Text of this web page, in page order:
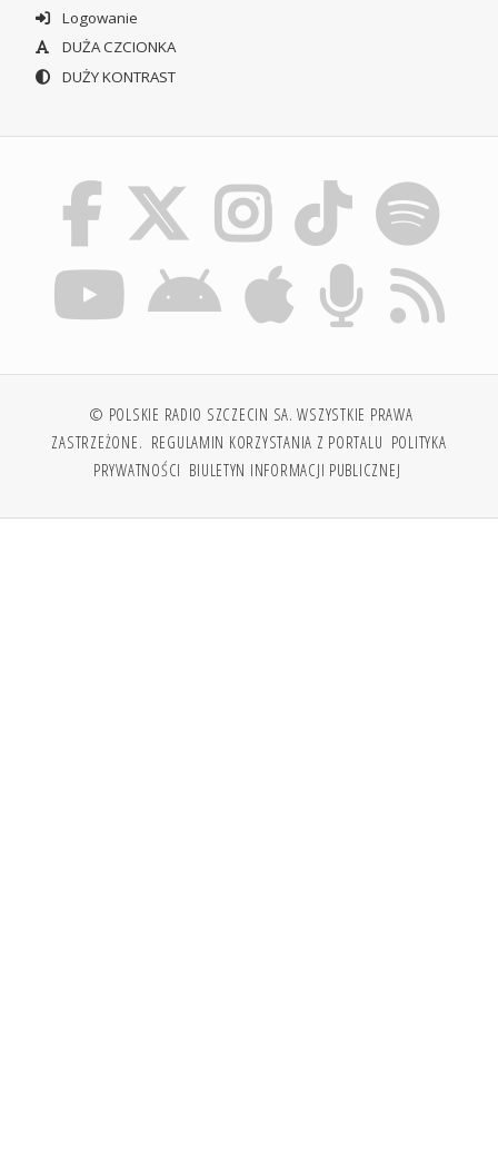
Logowanie
DUŻA CZCIONKA
DUŻY KONTRAST
© POLSKIE RADIO SZCZECIN SA. WSZYSTKIE PRAWA
ZASTRZEŻONE. REGULAMIN KORZYSTANIA Z PORTALU POLITYKA
PRYWATNOŚCI BIULETYN INFORMACJI PUBLICZNEJ